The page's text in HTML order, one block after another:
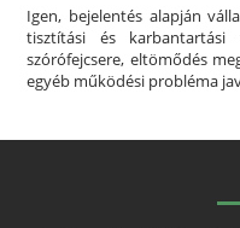
Igen, bejelentés alapján
tisztítási és
szórófejcsere, eltömődés
egyéb működési probléma